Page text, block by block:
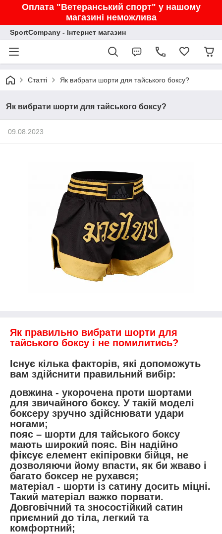
Оплата "Ветеранський спорт" у нашому
магазині неможлива
SportCompany - Інтернет магазин
Статті Як вибрати шорти для тайського боксу?
Як вибрати шорти для тайського боксу?
09.08.2023
Як правильно вибрати шорти для
тайського боксу і не помилитись?
Існує кілька факторів, які допоможуть
вам здійснити правильний вибір:
довжина - укорочена проти шортами
для звичайного боксу. У такій моделі
боксеру зручно здійснювати удари
ногами;
пояс – шорти для тайського боксу
мають широкий пояс. Він надійно
фіксує елемент екіпіровки бійця, не
дозволяючи йому впасти, як би жваво і
багато боксер не рухався;
матеріал - шорти із сатину досить міцні.
Такий матеріал важко порвати.
Довговічний та зносостійкий сатин
приємний до тіла, легкий та
комфортний;